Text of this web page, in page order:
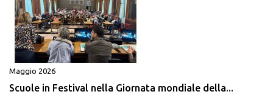
Maggio 2026
Scuole in Festival nella Giornata mondiale della...